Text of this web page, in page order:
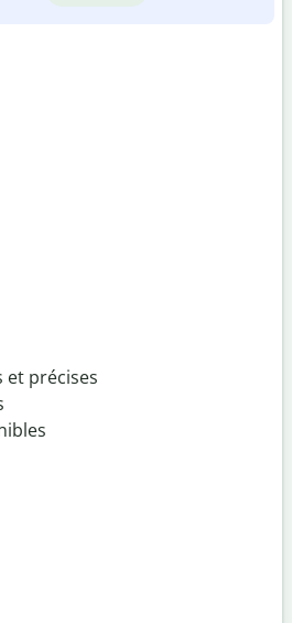
et précises